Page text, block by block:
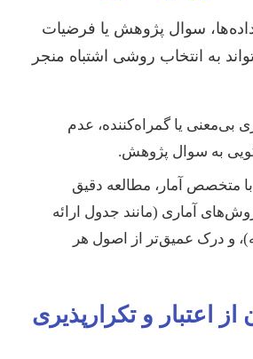
سوال پژوهش یا فرضیات
به انتخاب روشی اشتباه منجر
بی‌معنی یا گمراه‌کننده، عدم
به سوال پژوهش.
متخصص آمار، مطالعه دقیق
آماری (مانند جدول ارائه
و درک عمیق‌تر از اصول هر
از اعتبار و تکرارپذیری